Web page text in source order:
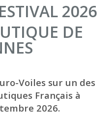
2026
DE
Voiles sur un des
Français à
2026.